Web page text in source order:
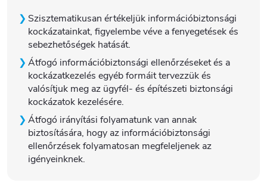
Szisztematikusan értékeljük információbiztonsági
kockázatainkat, figyelembe véve a fenyegetések és
sebezhetőségek hatását.
Átfogó információbiztonsági ellenőrzéseket és a
kockázatkezelés egyéb formáit tervezzük és
valósítjuk meg az ügyfél- és építészeti biztonsági
kockázatok kezelésére.
Átfogó irányítási folyamatunk van annak
biztosítására, hogy az információbiztonsági
ellenőrzések folyamatosan megfeleljenek az
igényeinknek.